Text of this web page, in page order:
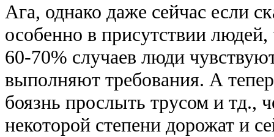
Ага, однако даже сейчас если
особенно в присутствии
60-70% случаев люди
выполняют требования. А
боязнь прослыть трусом и тд.,
некоторой степени дорожат и